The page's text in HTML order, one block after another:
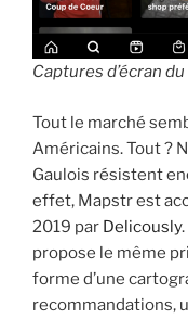
Captures d’écran
Tout le marché
Américains. Tout ?
Gaulois résistent
effet, Mapstr est
2019 par Delicously
propose le même
forme d’une
recommandations,